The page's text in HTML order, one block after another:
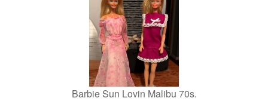
Barbie Sun Lovin Malibu 70s.